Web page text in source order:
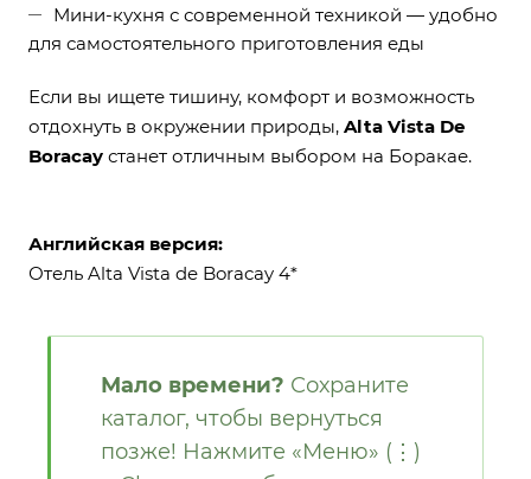
Мини-кухня с современной техникой — удобно
для самостоятельного приготовления еды
Если вы ищете тишину, комфорт и возможность
отдохнуть в окружении природы, Alta Vista De
Boracay станет отличным выбором на Боракае.
Английская версия:
Отель Alta Vista de Boracay 4*
Мало времени? Сохраните
каталог, чтобы вернуться
позже! Нажмите «Меню» (⋮)